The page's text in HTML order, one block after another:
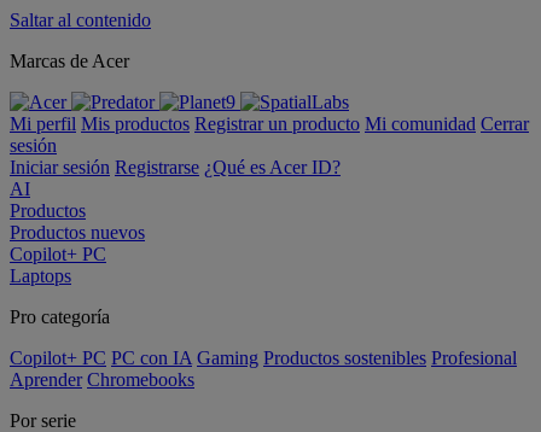
Saltar al contenido
Marcas de Acer
Mi perfil Mis productos Registrar un producto Mi comunidad Cerrar
sesión
Iniciar sesión Registrarse ¿Qué es Acer ID?
AI
Productos
Productos nuevos
Copilot+ PC
Laptops
Pro categoría
Copilot+ PC PC con IA Gaming Productos sostenibles Profesional
Aprender Chromebooks
Por serie